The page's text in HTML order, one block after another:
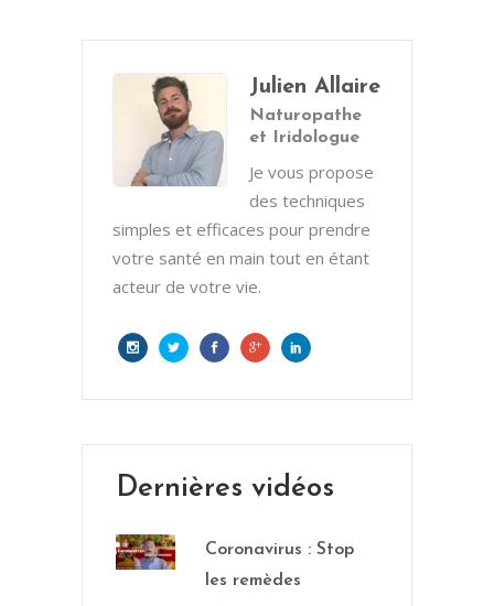
Julien Allaire
Naturopathe
et Iridologue
Je vous propose
des techniques
simples et efficaces pour prendre
votre santé en main tout en étant
acteur de votre vie.
Dernières vidéos
Coronavirus : Stop
les remèdes